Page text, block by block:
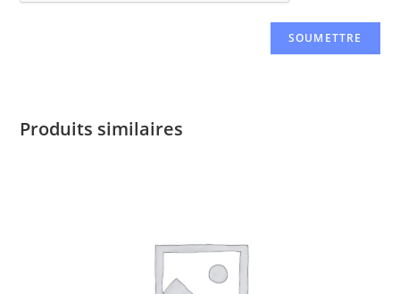
Produits similaires